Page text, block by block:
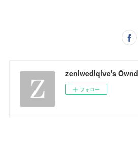
zeniwediqive's Ownd
フォロー